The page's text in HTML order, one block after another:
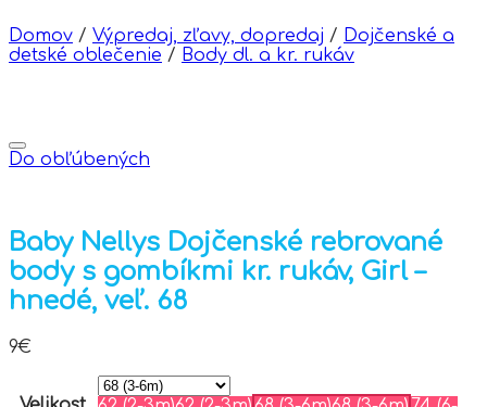
Domov / Výpredaj, zľavy, dopredaj / Dojčenské a
detské oblečenie / Body dl. a kr. rukáv
Do obľúbených
Baby Nellys Dojčenské rebrované
body s gombíkmi kr. rukáv, Girl –
hnedé, veľ. 68
9€